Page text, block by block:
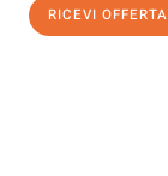
RICEVI OFFERTA